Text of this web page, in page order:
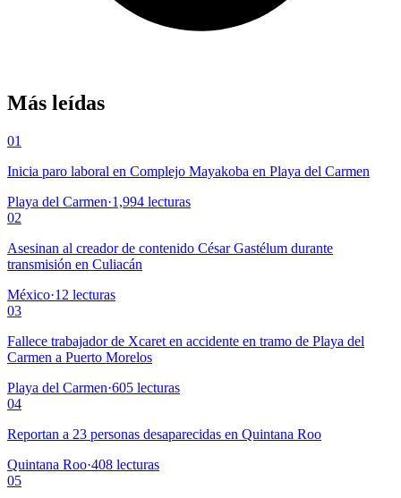
Más leídas
01
Inicia paro laboral en Complejo Mayakoba en Playa del Carmen
Playa del Carmen·1,994 lecturas
02
Asesinan al creador de contenido César Gastélum durante
transmisión en Culiacán
México·12 lecturas
03
Fallece trabajador de Xcaret en accidente en tramo de Playa del
Carmen a Puerto Morelos
Playa del Carmen·605 lecturas
04
Reportan a 23 personas desaparecidas en Quintana Roo
Quintana Roo·408 lecturas
05